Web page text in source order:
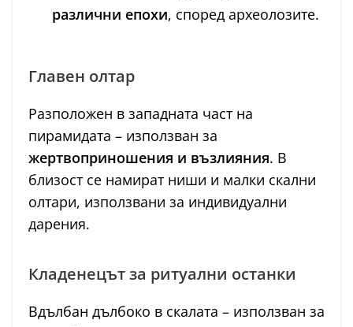
различни епохи, според археолозите.
Главен олтар
Разположен в западната част на
пирамидата – използван за
жертвоприношения и възлияния. В
близост се намират ниши и малки скални
олтари, използвани за индивидуални
дарения.
Кладенецът за ритуални останки
Вдълбан дълбоко в скалата – използван за